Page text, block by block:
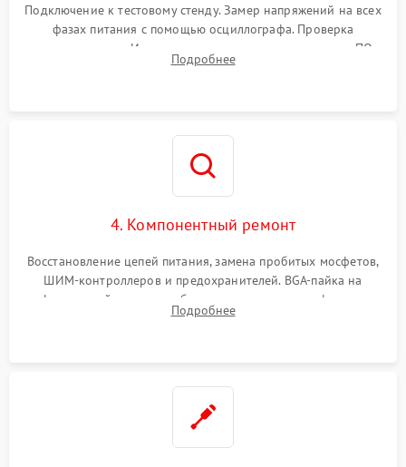
Подключение к тестовому стенду. Замер напряжений на всех
фазах питания с помощью осциллографа. Проверка
инициализации. Использование специализированного ПО
MATS
Подробнее
4. Компонентный ремонт
Восстановление цепей питания, замена пробитых мосфетов,
ШИМ-контроллеров и предохранителей. BGA-пайка на
инфракрасной станции реболлинг или замена графического
чипа и дефектной памяти GDDR. Прошивка BIOS
Подробнее